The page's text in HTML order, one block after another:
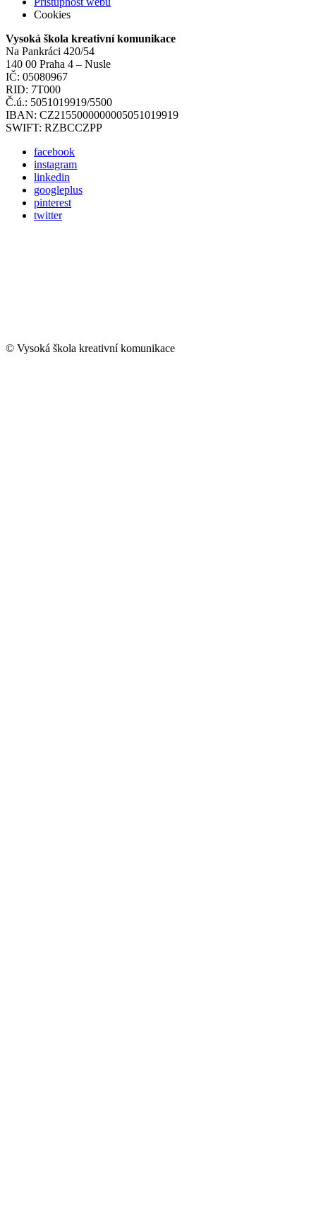
Cookies
Vysoká škola kreativní komunikace
Na Pankráci 420/54
140 00 Praha 4 – Nusle
IČ: 05080967
RID: 7T000
Č.ú.: 5051019919/5500
IBAN: CZ2155000000005051019919
SWIFT: RZBCCZPP
facebook
instagram
linkedin
googleplus
pinterest
twitter
© Vysoká škola kreativní komunikace